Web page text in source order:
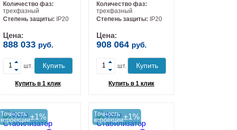
Количество фаз:
трехфазный
Степень защиты:
IP20
Цена:
888 033 руб.
-
+
шт. Купить
Купить в 1 клик
Количество фаз:
трехфазный
Степень защиты:
IP20
Цена:
908 064 руб.
-
+
шт. Купить
Купить в 1 клик
Tочность
коррекции±1%
Tочность
коррекции±1%